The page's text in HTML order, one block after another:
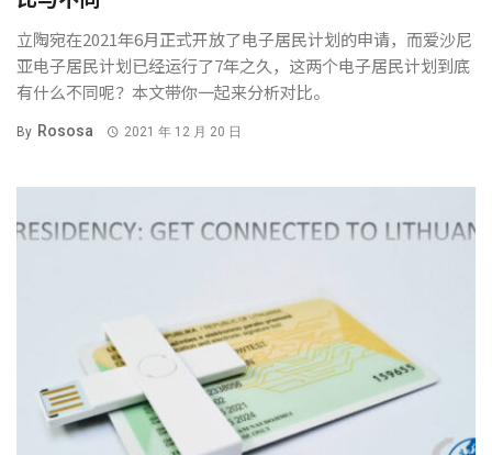
立陶宛在2021年6月正式开放了电子居民计划的申请，而爱沙尼
亚电子居民计划已经运行了7年之久，这两个电子居民计划到底
有什么不同呢？本文带你一起来分析对比。
By Rososa 2021 年 12 月 20 日